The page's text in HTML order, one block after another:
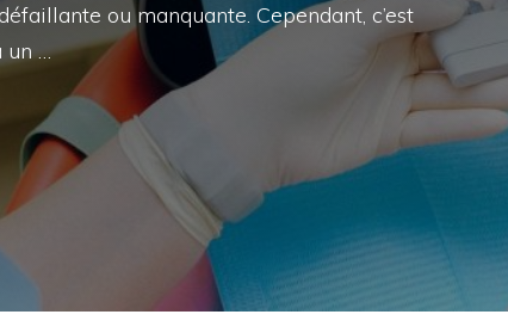
ou manquante. Cependant, c’est
un …